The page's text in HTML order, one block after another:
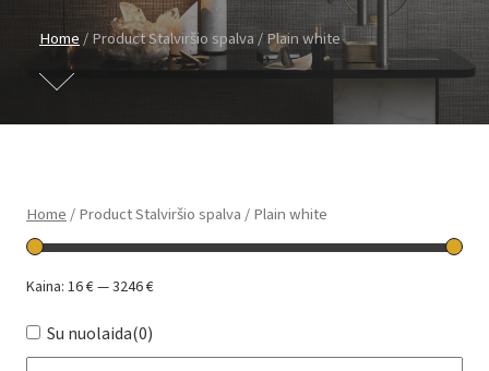
Home/ Product Stalviršio spalva / Plain white
Home/ Product Stalviršio spalva / Plain white
Kaina: 16 €—3246 €
Su nuolaida(0)